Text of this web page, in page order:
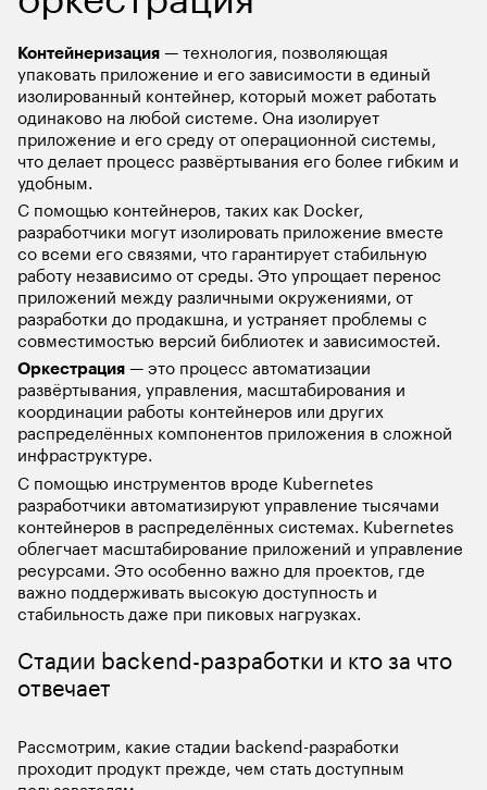
Контейнеризация — технология, позволяющая
упаковать приложение и его зависимости в единый
изолированный контейнер, который может работать
одинаково на любой системе. Она изолирует
приложение и его среду от операционной системы,
что делает процесс развёртывания его более гибким и
удобным.
С помощью контейнеров, таких как Docker,
разработчики могут изолировать приложение вместе
со всеми его связями, что гарантирует стабильную
работу независимо от среды. Это упрощает перенос
приложений между различными окружениями, от
разработки до продакшна, и устраняет проблемы с
совместимостью версий библиотек и зависимостей.
Оркестрация — это процесс автоматизации
развёртывания, управления, масштабирования и
координации работы контейнеров или других
распределённых компонентов приложения в сложной
инфраструктуре.
С помощью инструментов вроде Kubernetes
разработчики автоматизируют управление тысячами
контейнеров в распределённых системах. Kubernetes
облегчает масштабирование приложений и управление
ресурсами. Это особенно важно для проектов, где
важно поддерживать высокую доступность и
стабильность даже при пиковых нагрузках.
Стадии backend-разработки и кто за что
отвечает
Рассмотрим, какие стадии backend-разработки
проходит продукт прежде, чем стать доступным